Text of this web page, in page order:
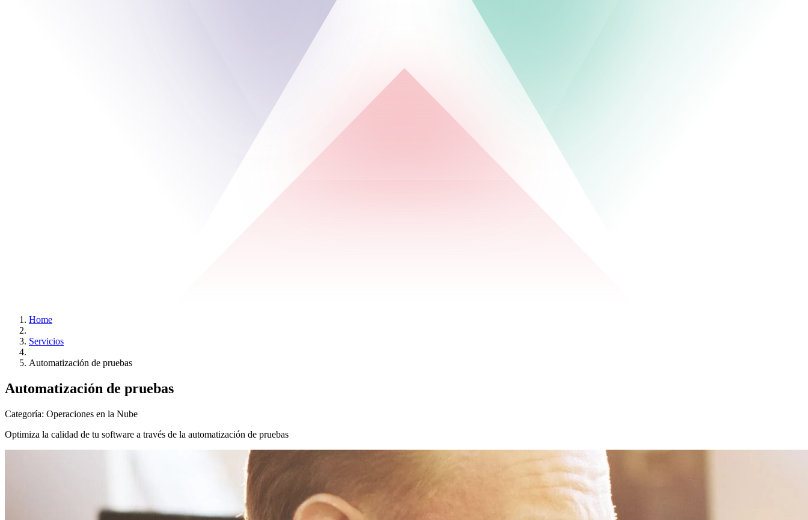
Home
Servicios
Automatización de pruebas
Automatización de pruebas
Categoría: Operaciones en la Nube
Optimiza la calidad de tu software a través de la automatización de pruebas